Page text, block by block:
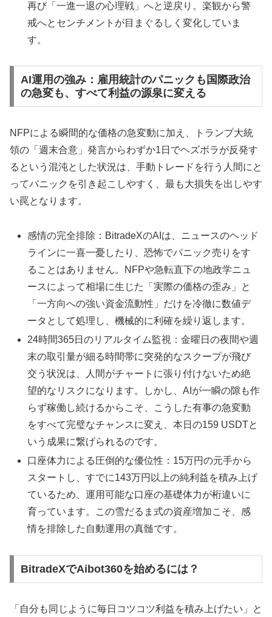
再び「一進一退の心理戦」へと逆戻り。楽観から警
戒へとセンチメントが目まぐるしく変化していま
す。
AI運用の強み：雇用統計のパニックも国際政治
の急変も、すべて利益の源泉に変える
NFPによる瞬間的な価格の急変動に加え、トランプ大統
領の「週末合意」発言からわずか1日でヘズボラが反発す
るという混沌とした状況は、手動トレードを行う人間にと
ってパニックを引き起こしやすく、最も大損失を出しやす
い罠となります。
感情の完全排除：BitradeXのAIは、ニュースのヘッド
ラインに一喜一憂したり、恐怖でパニック売りをす
ることはありません。NFPや急転直下の地政学ニュ
ースによって相場に生じた「実際の価格の歪み」と
「一方向への強い資金流動性」だけを冷徹に数値デ
ータとして処理し、機械的に利確を繰り返します。
24時間365日のリアルタイム監視：金曜日の夜間や週
末の取引量が細る時間帯に突発的なスクープが飛び
交う状況は、人間がチャートに張り付けないため絶
望的なリスクになります。しかし、AIが一瞬の隙も作
らず稼働し続けるからこそ、こうした有事の急変動
をすべて完璧なチャンスに変え、本日の159 USDTと
いう成果に繋げられるのです。
口座体力による圧倒的な優位性：15万円の元手から
スタートし、すでに143万円以上の純利益を積み上げ
ているため、運用可能な口座の基礎体力が桁違いに
育っています。この雪だるま式の資産増加こそ、感
情を排除した自動運用の真髄です。
BitradeXでAibot360を始めるには？
「自分も同じように毎日コツコツ利益を積み上げたい」と